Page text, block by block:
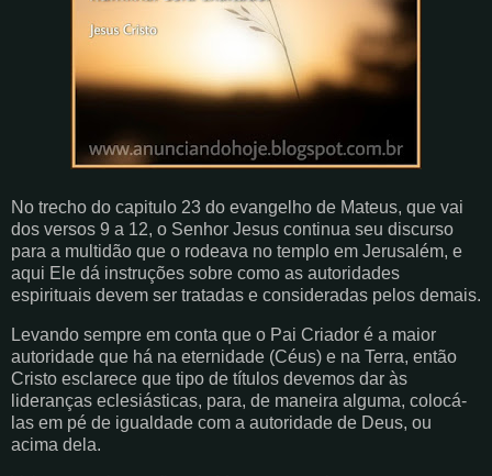
No trecho do capitulo 23 do evangelho de Mateus, que vai
dos versos 9 a 12, o Senhor Jesus continua seu discurso
para a multidão que o rodeava no templo em Jerusalém, e
aqui Ele dá instruções sobre como as autoridades
espirituais devem ser tratadas e consideradas pelos demais.
Levando sempre em conta que o Pai Criador é a maior
autoridade que há na eternidade (Céus) e na Terra, então
Cristo esclarece que tipo de títulos devemos dar às
lideranças eclesiásticas, para, de maneira alguma, colocá-
las em pé de igualdade com a autoridade de Deus, ou
acima dela.